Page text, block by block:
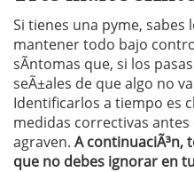
Si tienes una pyme,
mantener todo bajo
sÃ­ntomas que, si los
seÃ±ales de que algo no
Identificarlos a tiempo es
medidas correctivas
agraven. A continuaciÃ³n,
que no debes ignorar en